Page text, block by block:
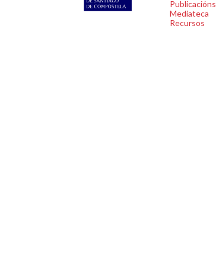
Publicacións
Mediateca
Recursos